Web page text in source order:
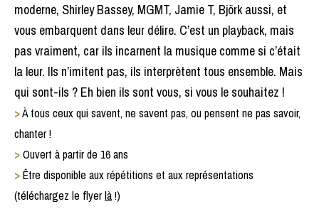
moderne, Shirley Bassey, MGMT, Jamie T, Björk aussi, et
vous embarquent dans leur délire. C’est un playback, mais
pas vraiment, car ils incarnent la musique comme si c’était
la leur. Ils n’imitent pas, ils interprètent tous ensemble. Mais
qui sont-ils ? Eh bien ils sont vous, si vous le souhaitez !
>À tous ceux qui savent, ne savent pas, ou pensent ne pas savoir,
chanter !
>Ouvert à partir de 16 ans
>Être disponible aux répétitions et aux représentations
(téléchargez le flyerlà!)